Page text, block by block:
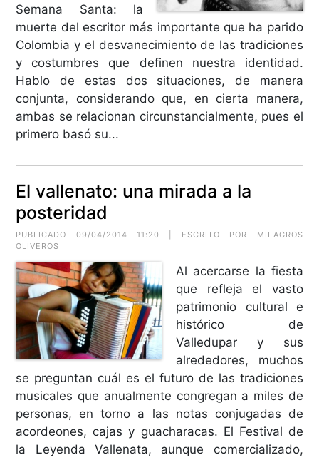
Semana Santa: la
muerte del escritor más importante que ha parido
Colombia y el desvanecimiento de las tradiciones
y costumbres que definen nuestra identidad.
Hablo de estas dos situaciones, de manera
conjunta, considerando que, en cierta manera,
ambas se relacionan circunstancialmente, pues el
primero basó su...
El vallenato: una mirada a la
posteridad
PUBLICADO 09/04/2014 11:20 | ESCRITO POR MILAGROS
OLIVEROS
Al acercarse la fiesta
que refleja el vasto
patrimonio cultural e
histórico de
Valledupar y sus
alrededores, muchos
se preguntan cuál es el futuro de las tradiciones
musicales que anualmente congregan a miles de
personas, en torno a las notas conjugadas de
acordeones, cajas y guacharacas. El Festival de
la Leyenda Vallenata, aunque comercializado,